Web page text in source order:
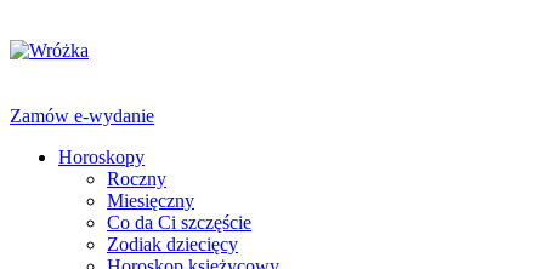
Zamów e-wydanie
Horoskopy
Roczny
Miesięczny
Co da Ci szczęście
Zodiak dziecięcy